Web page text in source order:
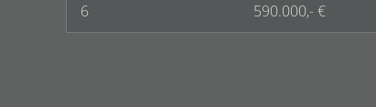
6
590.000,- €